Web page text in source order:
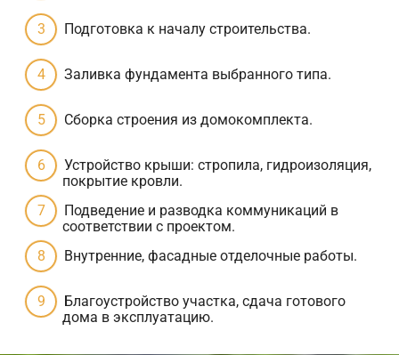
Подготовка к началу строительства.
Заливка фундамента выбранного типа.
Сборка строения из домокомплекта.
Устройство крыши: стропила, гидроизоляция,
покрытие кровли.
Подведение и разводка коммуникаций в
соответствии с проектом.
Внутренние, фасадные отделочные работы.
Благоустройство участка, сдача готового
дома в эксплуатацию.